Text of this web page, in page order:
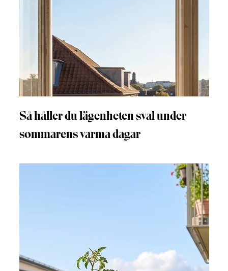
Så håller du lägenheten sval under
sommarens varma dagar